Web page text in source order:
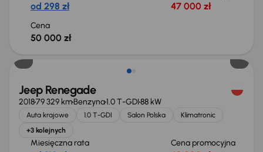
od 298 zł 47 000 zł
Cena
50 000 zł
Jeep Renegade
201879 329 kmBenzyna1.0 T-GDI88 kW
Auta krajowe 1.0 T-GDI Salon Polska
Klimatronic
+3 kolejnych
Miesięczna rata Cena promocyjna